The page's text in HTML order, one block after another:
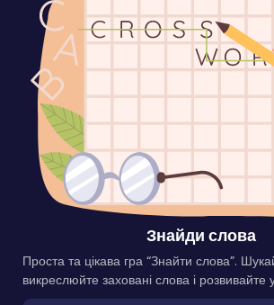
Знайди слова
Проста та цікава гра “Знайти слова”.
викреслюйте заховані слова і розвивайте